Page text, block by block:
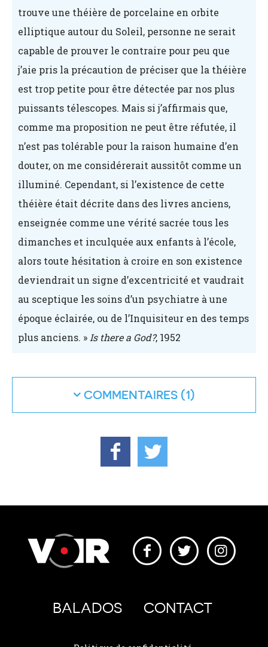
trouve une théière de porcelaine en orbite
elliptique autour du Soleil, personne ne serait
capable de prouver le contraire pour peu que
j’aie pris la précaution de préciser que la théière
est trop petite pour être détectée par nos plus
puissants télescopes. Mais si j’affirmais que,
comme ma proposition ne peut être réfutée, il
n’est pas tolérable pour la raison humaine d’en
douter, on me considérerait aussitôt comme un
illuminé. Cependant, si l’existence de cette
théière était décrite dans des livres anciens,
enseignée comme une vérité sacrée tous les
dimanches et inculquée aux enfants à l’école,
alors toute hésitation à croire en son existence
deviendrait un signe d’excentricité et vaudrait
au sceptique les soins d’un psychiatre à une
époque éclairée, ou de l’Inquisiteur en des temps
plus anciens. » Is there a God?, 1952
COMMENTAIRES
BALADOS CONTACT